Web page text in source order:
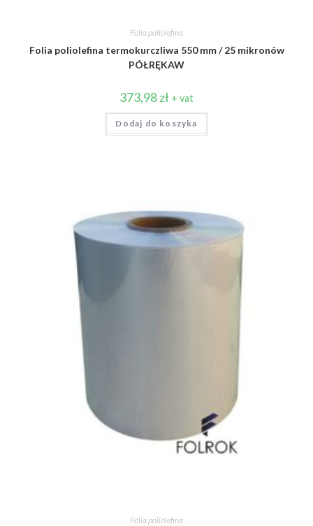
Folia poliolefina
Folia poliolefina termokurczliwa 550 mm / 25 mikronów
PÓŁRĘKAW
373,98zł + vat
Dodaj do koszyka
Folia poliolefina